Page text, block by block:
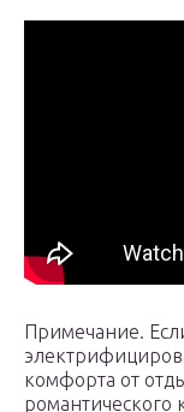
Примечание.
комфорта от
романтического